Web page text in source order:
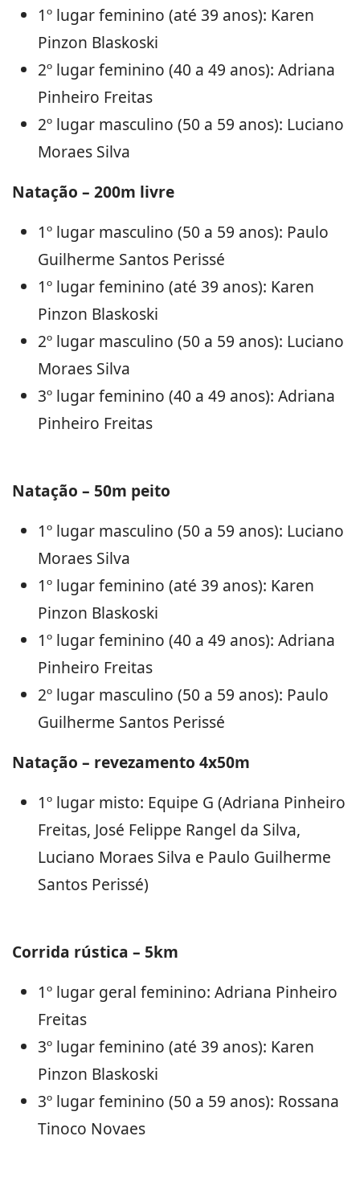
1º lugar feminino (até 39 anos): Karen
Pinzon Blaskoski
2º lugar feminino (40 a 49 anos): Adriana
Pinheiro Freitas
2º lugar masculino (50 a 59 anos): Luciano
Moraes Silva
Natação – 200m livre
1º lugar masculino (50 a 59 anos): Paulo
Guilherme Santos Perissé
1º lugar feminino (até 39 anos): Karen
Pinzon Blaskoski
2º lugar masculino (50 a 59 anos): Luciano
Moraes Silva
3º lugar feminino (40 a 49 anos): Adriana
Pinheiro Freitas
Natação – 50m peito
1º lugar masculino (50 a 59 anos): Luciano
Moraes Silva
1º lugar feminino (até 39 anos): Karen
Pinzon Blaskoski
1º lugar feminino (40 a 49 anos): Adriana
Pinheiro Freitas
2º lugar masculino (50 a 59 anos): Paulo
Guilherme Santos Perissé
Natação – revezamento 4x50m
1º lugar misto: Equipe G (Adriana Pinheiro
Freitas, José Felippe Rangel da Silva,
Luciano Moraes Silva e Paulo Guilherme
Santos Perissé)
Corrida rústica – 5km
1º lugar geral feminino: Adriana Pinheiro
Freitas
3º lugar feminino (até 39 anos): Karen
Pinzon Blaskoski
3º lugar feminino (50 a 59 anos): Rossana
Tinoco Novaes